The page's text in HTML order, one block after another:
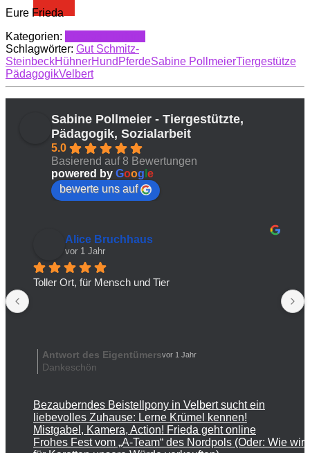
Eure Frieda
Kategorien:
Schlagwörter: Gut Schmitz-
SteinbeckHühnerHund PferdeSabine PollmeierTiergestütze
PädagogikVelbert
Sabine Pollmeier - Tiergestützte,
Pädagogik, Sozialarbeit
5.0
Basierend auf 8 Bewertungen
powered by Goog e
bewerte uns auf
Alice Bruchhaus
vor 1 Jahr
Toller Ort, für Mensch und Tier
Antwort des Eigentümersvor 1 Jahr
Dankeschön
Bezauberndes Beistellpony in Velbert sucht ein
liebevolles Zuhause: Lerne Krümel kennen!
Mistgabel, Kamera, Action! Frieda geht online
Frohes Fest vom „A-Team“ des Nordpols (Oder: Wie wir